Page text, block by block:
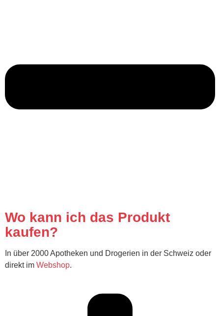
Wo kann ich das Produkt
kaufen?
In über 2000 Apotheken und Drogerien in der Schweiz oder
direkt im Webshop.